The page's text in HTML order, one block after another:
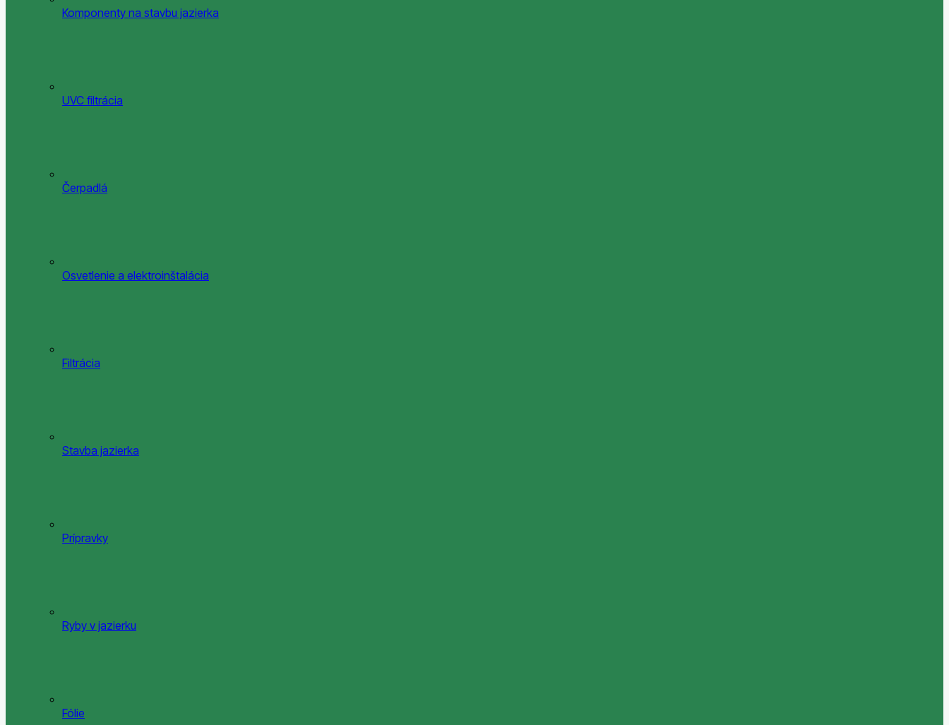
Komponenty na stavbu jazierka
UVC filtrácia
Čerpadlá
Osvetlenie a elektroinštalácia
Filtrácia
Stavba jazierka
Prípravky
Ryby v jazierku
Fólie